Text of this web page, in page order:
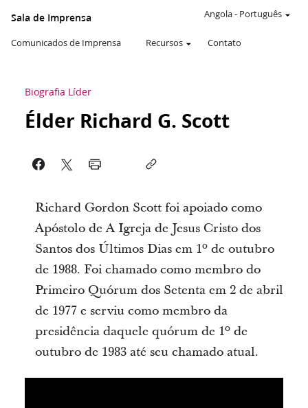
Sala de Imprensa
Comunicados de Imprensa Recursos Contato
Angola- Português
Biografia Líder
Élder Richard G. Scott
Richard Gordon Scott foi apoiado como
Apóstolo de A Igreja de Jesus Cristo dos
Santos dos Últimos Dias em 1º de outubro
de 1988. Foi chamado como membro do
Primeiro Quórum dos Setenta em 2 de abril
de 1977 e serviu como membro da
presidência daquele quórum de 1º de
outubro de 1983 até seu chamado atual.